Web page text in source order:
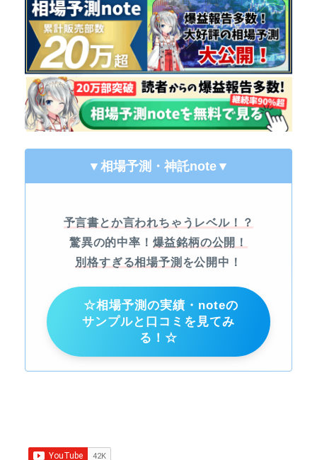
▼相場予測・神託note ▼
予言書とか言われちゃうレベル！？
驚異の的中率！ 爆益銘柄の公開！
別格すぎる相場予測 を公開中！
☆相場予測の実績・noteの
サンプルと口コミを見てみ
る！☆